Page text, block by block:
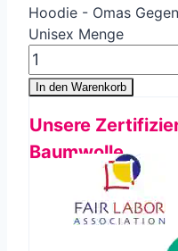
Hoodie - Omas
Unisex Menge
In den Warenkorb
Unsere
Baumwolle